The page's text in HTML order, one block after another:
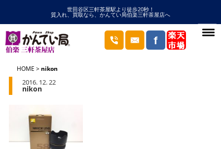
世田谷区三軒茶屋駅より徒歩20秒！
質入れ、買取なら、かんてい局伯楽三軒茶屋店へ
HOME nikon
2016. 12. 22
nikon